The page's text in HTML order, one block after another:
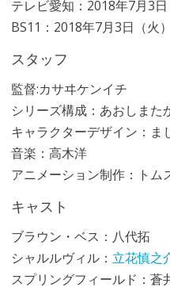
テレビ愛知：2018年7月3
BS11：2018年7月3日（火
スタッフ
監督:カサヰケンイチ
シリーズ構成：あおしまた
キャラクターデザイン：ま
音楽：高木洋
アニメーション制作：トム
キャスト
ブラウン・ベス：八代拓
シャルルヴィル： 立花慎之
スプリングフィールド：蒼